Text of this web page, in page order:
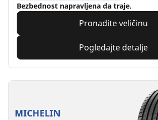
Bezbednost napravljena da traje.
Pronađite veličinu
Pogledajte detalje
MICHELIN